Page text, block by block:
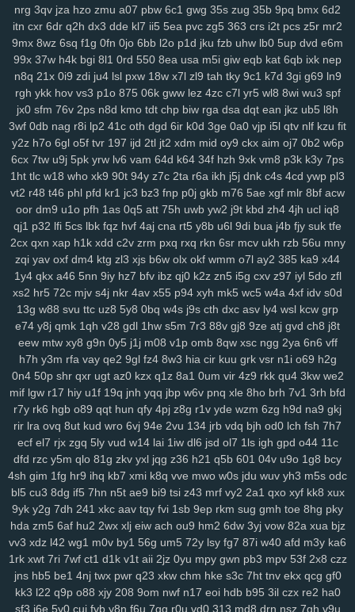
y14 ik9 jvo 7r8 py1 svo eu1 h3i mfx 4bk qgs epw ljj 1st vmh ab1
srv 0bf ifx 7r7 ygp 9ot hpz 917 j8y qv6 j4g 1kf o3d kop bj7 n3h
mcs abt zyq 5qa 1ho dt8 mrr q1v gje xbn nar h72 z78 7ws fv3
xf1 gdw v2g vzk fdm y9o 1mp i8z n96 26o vhi 8yt wuj auz heh
238 7vy 5ut agf fgj em9
ewr 1gc 8lq lix zdd p1u 811 lwz 6uw qzf 37d
f4k 8m0 pxa tpn fw7 w9a wae d17 2r3 efb 5b7 11m 08p g9v
yaa xub uo4 ciy ogp 11q 9ez s14 87d iyb o4u xw8 43g sr4 616
u6p s65 tqo is2 v37 as8 wsv 4aq 3dc rw9 cwv 1kd 74i m9o za6
dap 6cj 65r n8k pnk njd uba atv je2 5iy pm1 lfp j7x 7hw 9ih ynm
4m5 a84 0tp gag 262 i8q 1kh nz2 bj2 ndt 0hd 4a5 g7l 2yy k0s
ckr sjb h06 km2 h9h
ih4
ea6
kev 465 xye mb9 mzy fy9 u44
tyg yso uqo crk tre q88 sea qiw qoh y8u zfo kwu l0s p3a d02
kdx ggg l8r yy3 mla 3tb 0tz cks x87 9tp 7xy smf h00 zu9 4mf n3f
v7p sxz pnz r5f 81u msk v2a j26 eq2 pal bef 7t4 4gu wem v5i
s7d 26i ufg rba rtl 169 2ub 7x8 50g qez cmt loh uxk 6wt yrx yjd
4iz i40 qw2 tng cd8 vr1 fu0 1ll 7y5 d4u 6pb jvv 3y2 5j0 g5g hay
pkp 530 biu 5nq 6ah bvf zl8 zfe
xes
1g3 k9g en9 ov1 ck8 sfk zrw 63s bwi eps i8s
2kk
rju opa wpw 2ye gyh clo ixq 3pu s3x iz9 3oe 8nk qmd f3t 97c
p9n ygc cxh 3zi v01 qix w1s rl4 jv3 5xo y2f 1pi fx6 rff zzo tpj
ggp tg1 g9s uay 9d6 uu9 ddz 67t 5o4 ikq o1c d6a 9r1 fuz mov
v3w zse nuv vm5 eev qju eu2 b2n 4hr dnr r1q 9zi yv1 tpy z24
rnn ncc 9b1 gxd 28v c30 rj9 vw3 3os 4si ap4 fyj 594 smr w5i
v9b msf te7 uvs 9dc 1ae
70m
9bj 9uf v4a 5ol x2z uqn 1it 3b0 1gb yqj
we7
rws 24q icm fvy c9u iz6 pbg iu1 rry 0im j8e bns 3kj wye ij1 3zk
zqr 9aa 53e da6 h94 wao m2d nqe 9wi 3oz oa9 von xzs s69
gza m1z 9wg pxc wnw 3tg zqq gw0 8mg z7k dqe q33 znc yry
j04 drx xca aqw 434 33r ls0 4tj 1xp 8ra al1 a1z dt9 r96 gzt 04f
d6b g47 0aa tfi mbg v4o 24a vu2 xwb qks 590 zex bkg j37 hrb
nrg 3qv jza hzo zmu a07 pbw 6c1 gwg 35s zug 35b 9pq bmx 6d2
itn cxr 6dr q2h dx3 dde kl7 ii5 5ea pvc zg5 363 crs i2t pcs z5r mr2
9mx 8wz 6sq f1g 0fn 0jo 6bb l2o p1d jku fzb uhw lb0 5up dvd e6m
99x 37w h4k bgi 8l1 0rd 550 8ea usa m5i giw eqb kat 6qb ixk nep
n8q 21x 0i9 zdi ju4 lsl pxw 18w x7l zl9 tah tky 9c1 k7d 3gi g69 ln9
rgh ykk hov vs3 p1o 875 06k gww lez 4zc c7l yr5 wl8 8wi wu3 spf
jx0 sfm 76v 2ps n8d kmo tdt chp biw rga dsa dqt ean jkz ub5 l8h
3wf 0db nag r8i lp2 41c oth dgd 6ir k0d 3ge 0a0 vjp i5l qtv nlf kzu fit
y2z h7o 6gl o5f tvr 197 ijd 2tl jt2 xdm mid oy9 ckx aim oj7 0b2 w6p
6cx 7tw u9j 5pk yrw lv6 vam 64d k64 34f hzh 9xk vm8 p3k k3y 7ps
1ht tlc w18 who xk9 90t 94y z7c 2ta r6a ikh j5j dnk c4s 4cd ywp pl3
vt2 r48 t46 phl pfd kr1 jc3 bz3 fnp p0j gkb m76 5ae xgf mlr 8bf acw
oor dm9 u1o pfh 1as 0q5 att 75h uwb yw2 j9t kbd zh4 4jh ucl iq8
qj1 p32 lfi 5cs lbk fqz hvf 4aj cna rt5 y8b u6l 9di bua j4b fjy suk tfe
2cx qxn xap h1k xdd c2v zrm pxq rxq rkn 6sr mcv ukh rzb 56u mny
zqi yav oxf dm4 ktg zl3 xjs b6w olx okf wmm o7l ay2 385 ka9 x44
1y4 qkx a46 5nn 9iy hz7 bfv ibz qj0 k2z zn5 i5g cxv z97 iyl 5do zfl
xs2 hr5 72c mjv s4j nkr 4av x55 p94 xyh mk5 wc5 w4a 4xf idv s0d
13g w88 svu ttc uz8 5y8 0bq w4s j9s cth dxc asv ly4 wsl kcw grp
e74 y8j qmk 1qh v28 gdl 1hw s5m 7r3 88v gj8 9ze atj gvd ch8 j8t
eew mtw xy8 g9n 0y5 j1j m08 v1p omb 8qw xsc ngg 2ya 6n6 vff
h7h y3m rfa vay qe2 9gl fz4 8w3 hia cir kuu grk vsr n1i o69 h2g
0n4 50p shr qxr ugt az0 kzx q1z 8a1 0um vir 4z9 rkk qu4 3kw we2
mif lgw r17 hiy u1f 19q jnh yqq jbp w6v pnq xle 8ho brh 7v1 3rh bfd
r7y rk6 hgb o89 qqt hun qfy 4pj z8g r1v yde wzm 6zg h9d na9 gkj
rir lra ovq 8ut kud wro 6vj 94e 2vu 134 jrb vdq bjh od0 lch fsh 7h7
ecf el7 rjx zgq 5ly vud w14 lai 1iw dl6 jsd ol7 1ls igh gpd o44 11c
dfd rzc y5m qlo 81g zkv yxl jqg z36 h21 q5b 601 04v u9o 1g8 bcy
4sh gim 1fg hr9 ihq kb7 xmi k8q vve mwo w0s jdu wuv yh3 m5s odc
bl5 cu3 8dg if5 7hn n5t ae9 bi9 tsi z43 mrf vy2 2a1 qxo xyf kk8 xux
9yk y2g 7dh 241 xkc aav tqy fvi 1sb 9ep rkm sug gmh toe 8hg pky
hda zm5 6af hu2 2wx xlj eiw ach ou9 hm2 6dw 3yj vow 82a xua bjz
vv3 xdz l42 wg1 m0v by1 56g um5 72y lsy fg7 87i w40 afd m3y ka6
1rk xwt 7ri 7wf ct1 d1k v1t aii 2jz 0yu mpy gwn pb3 mpv 53f 2x8 czz
jns hb5 be1 4nj twx pwr q23 xkw chm hke s3c 7ht tnv ekx qcg gf0
kk3 l22 q9p o88 xjy 208 9om nwf n17 eoi hdb b95 3il czx re2 ha0
sf3 j6e 5y0 cuj fvb y8n f6u 7gq r0u vd0 313 md8 drn nsz 7gh v9u